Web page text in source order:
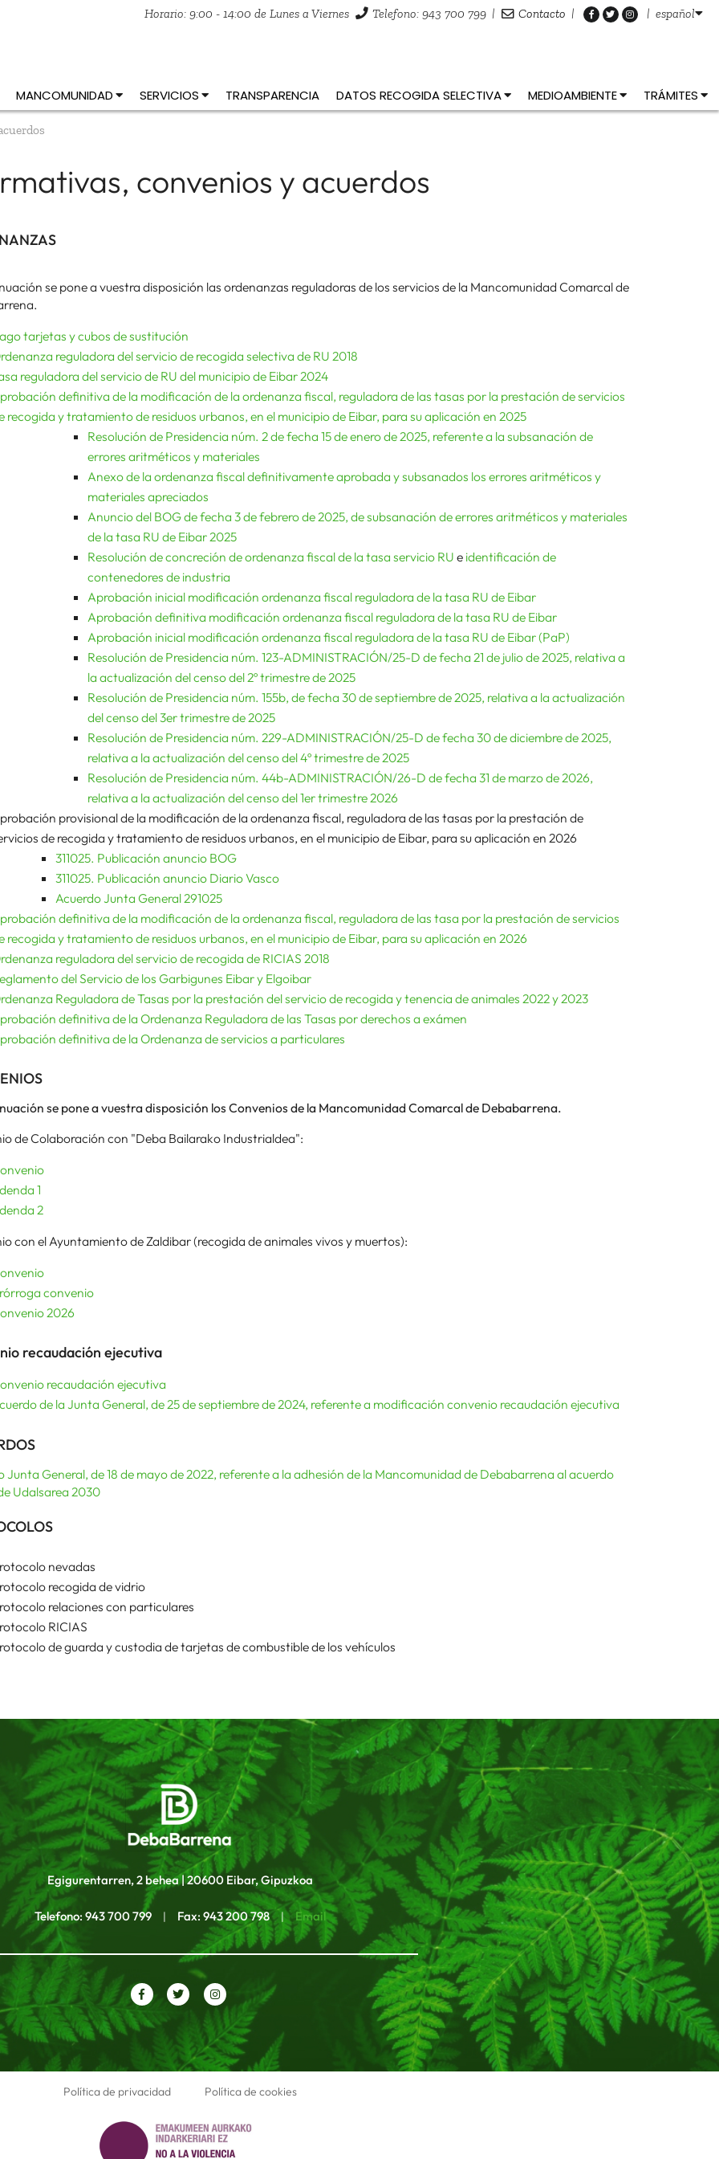
Horario: 9:00 - 14:00 de Lunes a Viernes Telefono: 943 700 799 | Contacto | | español
MANCOMUNIDAD SERVICIOS TRANSPARENCIA DATOS RECOGIDA SELECTIVA MEDIOAMBIENTE TRÁMITES
convenios y acuerdos
se pone a vuestra disposición las ordenanzas reguladoras de los servicios de la Mancomunidad Comarcal de
tarjetas y cubos de sustitución
reguladora del servicio de recogida selectiva de RU 2018
reguladora del servicio de RU del municipio de Eibar 2024
definitiva de la modificación de la ordenanza fiscal, reguladora de las tasas por la prestación de servicios
recogida y tratamiento de residuos urbanos, en el municipio de Eibar, para su aplicación en 2025
Resolución de Presidencia núm. 2 de fecha 15 de enero de 2025, referente a la subsanación de
errores aritméticos y materiales
Anexo de la ordenanza fiscal definitivamente aprobada y subsanados los errores aritméticos y
materiales apreciados
Anuncio del BOG de fecha 3 de febrero de 2025, de subsanación de errores aritméticos y materiales
de la tasa RU de Eibar 2025
Resolución de concreción de ordenanza fiscal de la tasa servicio RU e identificación de
contenedores de industria
Aprobación inicial modificación ordenanza fiscal reguladora de la tasa RU de Eibar
Aprobación definitiva modificación ordenanza fiscal reguladora de la tasa RU de Eibar
Aprobación inicial modificación ordenanza fiscal reguladora de la tasa RU de Eibar (PaP)
Resolución de Presidencia núm. 123-ADMINISTRACIÓN/25-D de fecha 21 de julio de 2025, relativa a
la actualización del censo del 2º trimestre de 2025
Resolución de Presidencia núm. 155b, de fecha 30 de septiembre de 2025, relativa a la actualización
del censo del 3er trimestre de 2025
Resolución de Presidencia núm. 229-ADMINISTRACIÓN/25-D de fecha 30 de diciembre de 2025,
relativa a la actualización del censo del 4º trimestre de 2025
Resolución de Presidencia núm. 44b-ADMINISTRACIÓN/26-D de fecha 31 de marzo de 2026,
relativa a la actualización del censo del 1er trimestre 2026
provisional de la modificación de la ordenanza fiscal, reguladora de las tasas por la prestación de
de recogida y tratamiento de residuos urbanos, en el municipio de Eibar, para su aplicación en 2026
311025. Publicación anuncio BOG
311025. Publicación anuncio Diario Vasco
Acuerdo Junta General 291025
definitiva de la modificación de la ordenanza fiscal, reguladora de las tasa por la prestación de servicios
recogida y tratamiento de residuos urbanos, en el municipio de Eibar, para su aplicación en 2026
reguladora del servicio de recogida de RICIAS 2018
del Servicio de los Garbigunes Eibar y Elgoibar
Reguladora de Tasas por la prestación del servicio de recogida y tenencia de animales 2022 y 2023
definitiva de la Ordenanza Reguladora de las Tasas por derechos a exámen
definitiva de la Ordenanza de servicios a particulares
se pone a vuestra disposición los Convenios de la Mancomunidad Comarcal de Debabarrena.
de Colaboración con "Deba Bailarako Industrialdea":
1
2
con el Ayuntamiento de Zaldibar (recogida de animales vivos y muertos):
convenio
2026
recaudación ejecutiva
recaudación ejecutiva
de la Junta General, de 25 de septiembre de 2024, referente a modificación convenio recaudación ejecutiva
Junta General, de 18 de mayo de 2022, referente a la adhesión de la Mancomunidad de Debabarrena al acuerdo
Udalsarea 2030
nevadas
recogida de vidrio
relaciones con particulares
RICIAS
de guarda y custodia de tarjetas de combustible de los vehículos
Egigurentarren, 2 behea | 20600 Eibar, Gipuzkoa
Telefono: 943 700 799 | Fax: 943 200 798 | Email
Política de privacidad Política de cookies